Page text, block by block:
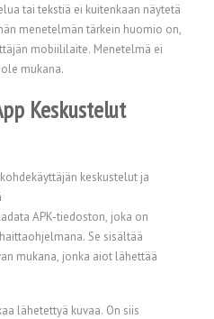
tai tekstiä ei kuitenkaan näytetä
menetelmän tärkein huomio on,
mobiililaite. Menetelmä ei
mukana.
Keskustelut
keskustelut ja
APK-tiedoston, joka on
Se sisältää
mukana, jonka aiot lähettää
lähetettyä kuvaa. On siis